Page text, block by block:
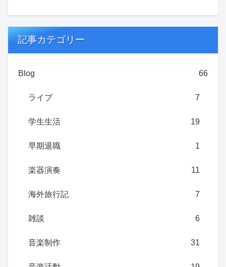
記事カテゴリー
Blog 66
ライブ 7
学生生活 19
早期退職 1
楽器演奏 11
海外旅行記 7
雑談 6
音楽制作 31